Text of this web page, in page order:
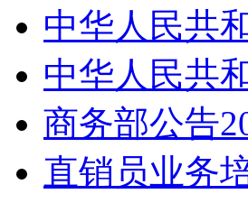
中华人民共
中华人民共
商务部公告
直销员业务